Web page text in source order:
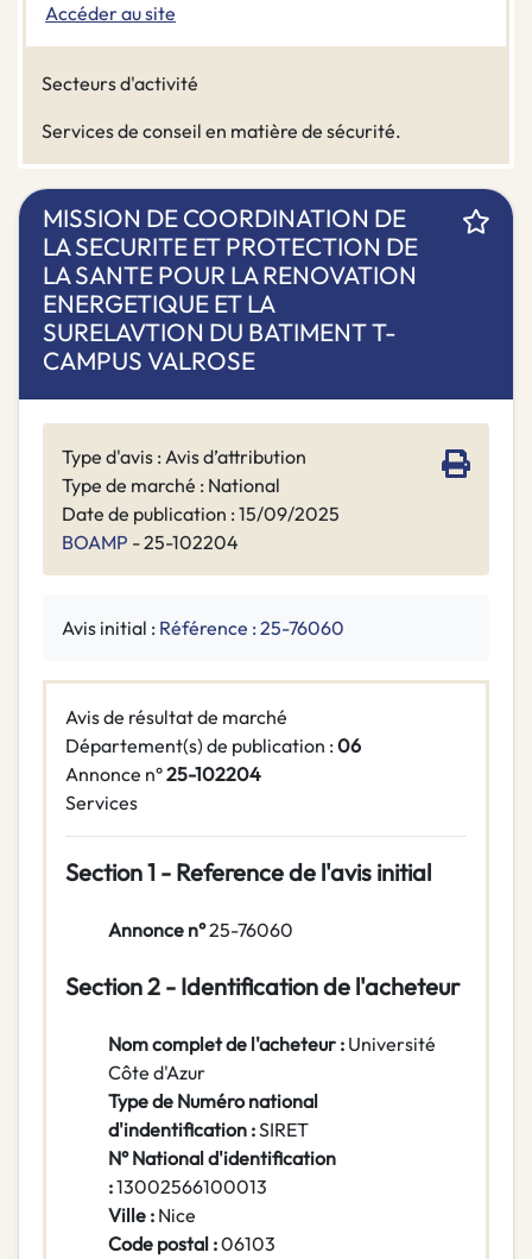
Accéder au site
Secteurs d'activité
Services de conseil en matière de sécurité.
MISSION DE COORDINATION DE
LA SECURITE ET PROTECTION DE
LA SANTE POUR LA RENOVATION
ENERGETIQUE ET LA
SURELAVTION DU BATIMENT T-
CAMPUS VALROSE
Type d'avis : Avis d’attribution
Type de marché : National
Date de publication : 15/09/2025
BOAMP - 25-102204
Avis initial : Référence : 25-76060
Avis de résultat de marché
Département(s) de publication : 06
Annonce n°25-102204
Services
Section 1 - Reference de l'avis initial
Annonce n°25-76060
Section 2 - Identification de l'acheteur
Nom complet de l'acheteur : Université
Côte d'Azur
Type de Numéro national
d'indentification :SIRET
N° National d'identification
:13002566100013
Ville : Nice
Code postal :06103